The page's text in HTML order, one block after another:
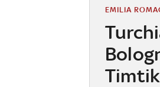
Timtik
EMILIA